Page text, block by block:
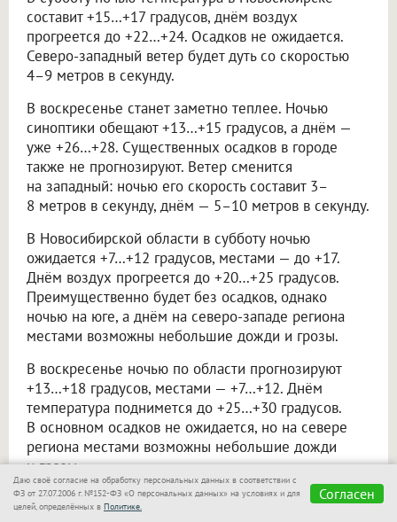
составит +15…+17 градусов, днём воздух
прогреется до +22…+24. Осадков не ожидается.
Северо-западный ветер будет дуть со скоростью
4–9 метров в секунду.
В воскресенье станет заметно теплее. Ночью
синоптики обещают +13…+15 градусов, а днём —
уже +26…+28. Существенных осадков в городе
также не прогнозируют. Ветер сменится
на западный: ночью его скорость составит 3–
8 метров в секунду, днём — 5–10 метров в секунду.
В Новосибирской области в субботу ночью
ожидается +7…+12 градусов, местами — до +17.
Днём воздух прогреется до +20…+25 градусов.
Преимущественно будет без осадков, однако
ночью на юге, а днём на северо-западе региона
местами возможны небольшие дожди и грозы.
В воскресенье ночью по области прогнозируют
+13…+18 градусов, местами — +7…+12. Днём
температура поднимется до +25…+30 градусов.
В основном осадков не ожидается, но на севере
региона местами возможны небольшие дожди
и грозы.
Не пропускайте
Даю своё согласие на обработку персональных данных в соответствии с
ФЗ от 27.07.2006 г. №152-ФЗ «О персональных данных» на условиях и для
целей, определённых в Политике.
Согласен